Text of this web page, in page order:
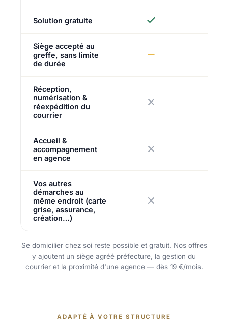
Solution gratuite
Siège accepté au
greffe, sans limite
de durée
Réception,
numérisation &
réexpédition du
courrier
Accueil &
accompagnement
en agence
Vos autres
démarches au
même endroit (carte
grise, assurance,
création…)
Se domicilier chez soi reste possible et gratuit. Nos offres
y ajoutent un siège agréé préfecture, la gestion du
courrier et la proximité d'une agence — dès 19 €/mois.
ADAPTÉ À VOTRE STRUCTURE